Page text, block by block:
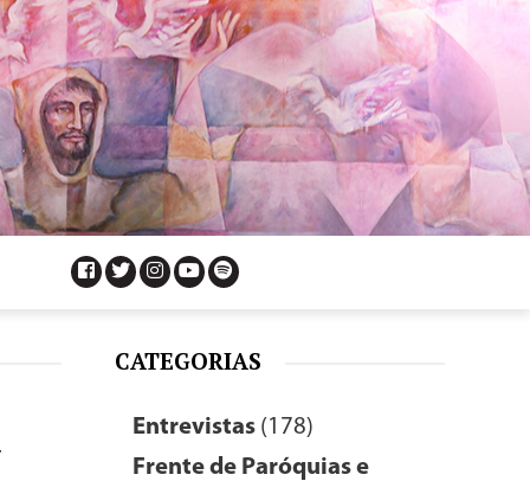
CATEGORIAS
Entrevistas (178)
Frente de Paróquias e